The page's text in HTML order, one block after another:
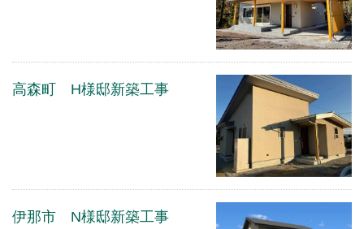
高森町 H様邸新築工事
伊那市 N様邸新築工事